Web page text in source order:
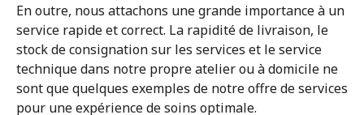
En outre, nous attachons une grande importance à un
service rapide et correct. La rapidité de livraison, le
stock de consignation sur les services et le service
technique dans notre propre atelier ou à domicile ne
sont que quelques exemples de notre offre de services
pour une expérience de soins optimale.